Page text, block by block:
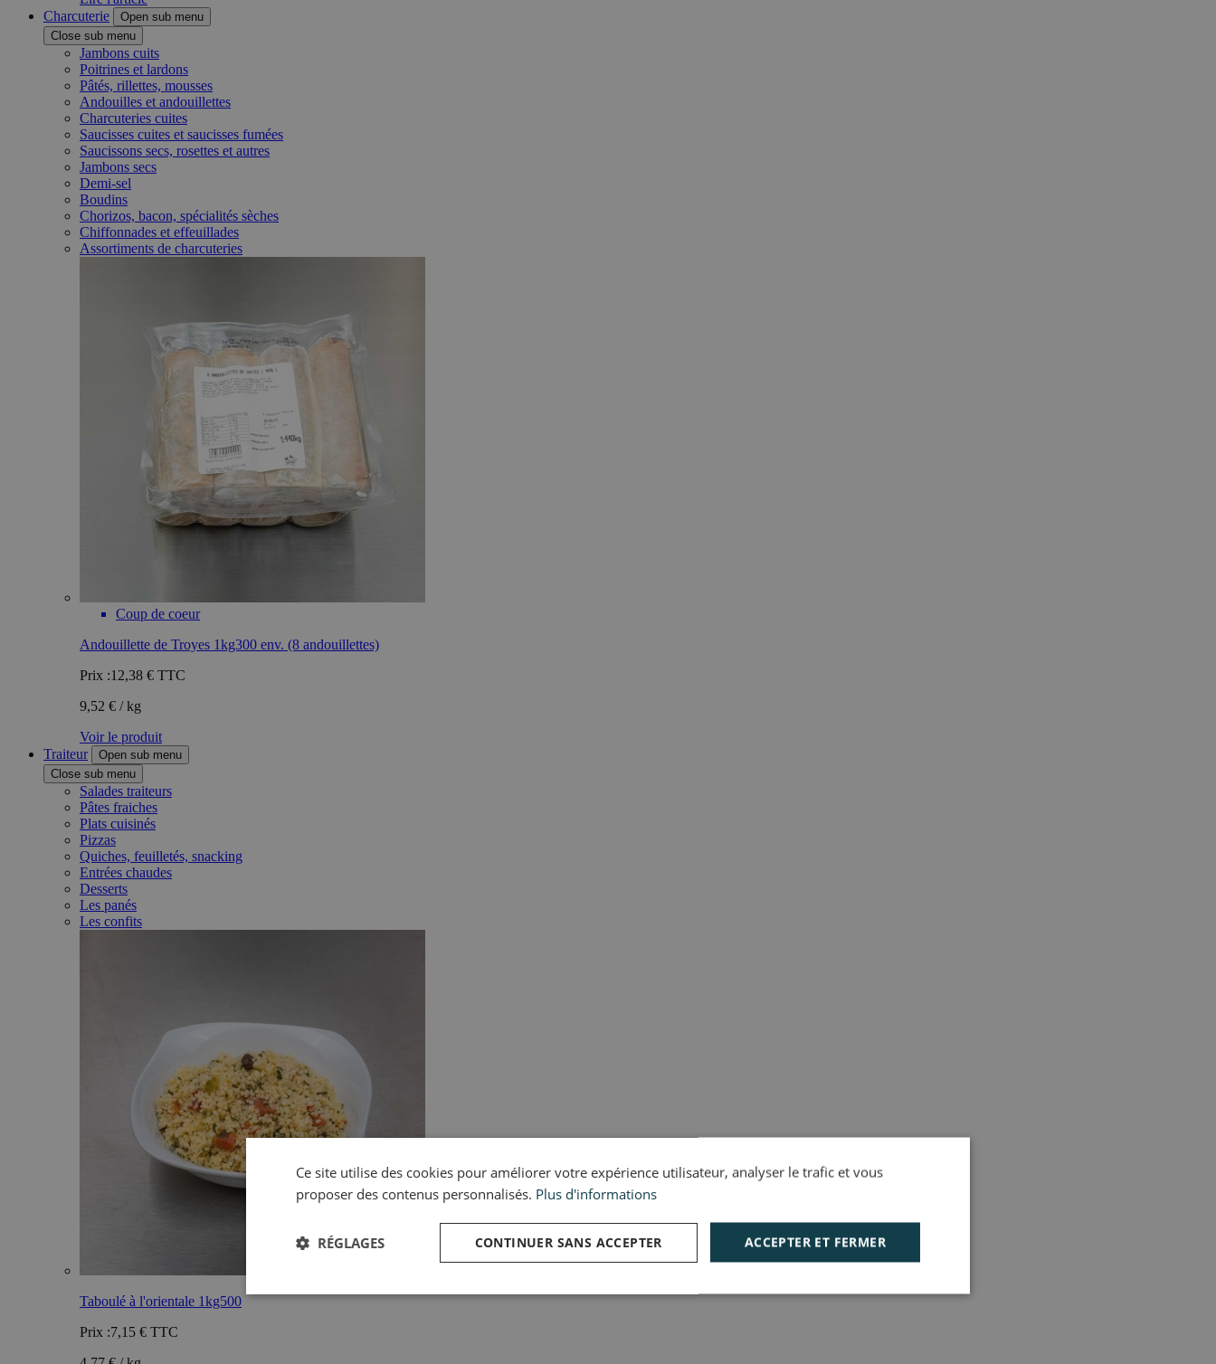
Charcuterie
Open sub menu
Close sub menu
Jambons cuits
Poitrines et lardons
Pâtés, rillettes, mousses
Andouilles et andouillettes
Charcuteries cuites
Saucisses cuites et saucisses fumées
Saucissons secs, rosettes et autres
Jambons secs
Demi-sel
Boudins
Chorizos, bacon, spécialités sèches
Chiffonnades et effeuillades
Assortiments de charcuteries
Coup de coeur
Andouillette de Troyes 1kg300 env. (8 andouillettes)
Prix :12,38 € TTC
9,52 € / kg
Voir le produit
Traiteur
Open sub menu
Close sub menu
Salades traiteurs
Pâtes fraiches
Plats cuisinés
Pizzas
Quiches, feuilletés, snacking
Entrées chaudes
Desserts
Les panés
Les confits
Taboulé à l'orientale 1kg500
Prix :7,15 € TTC
Ce site utilise des cookies pour améliorer votre expérience utilisateur, analyser le trafic et vous
proposer des contenus personnalisés. Plus d'informations
ACCEPTER ET FERMER
CONTINUER SANS ACCEPTER
RÉGLAGES